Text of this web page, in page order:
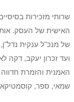
שרותי מזכירות
האישית של העסק.
של מנכ"ל ענקית
ועד זכרון יעקב, דקה
האמנית והזמרת
שמאי, ספר,